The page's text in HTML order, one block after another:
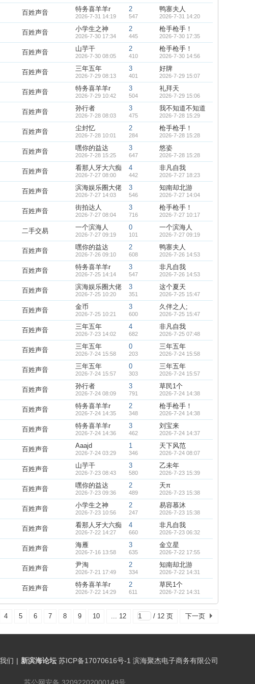
百姓声音 特务喜羊羊r
2026-7-31 14:19
2
547
鸭寨夫人
2026-7-31 14:20
百姓声音 小学生之神
2026-7-30 17:34
2
445
枪手枪手！
2026-7-30 17:35
百姓声音 山芋干
2026-7-30 08:05
2
410
枪手枪手！
2026-7-30 14:56
百姓声音 三年五年
2026-7-29 08:13
3
401
好牌
2026-7-29 15:07
百姓声音 特务喜羊羊r
2026-7-29 10:42
3
504
礼拜天
2026-7-29 15:06
百姓声音 孙行者
2026-7-28 08:03
3
475
我不知道不知道
2026-7-28 15:29
百姓声音 尘封忆
2026-7-28 10:01
2
284
枪手枪手！
2026-7-28 15:28
百姓声音 嘿你的益达
2026-7-28 15:25
3
647
悠姿
2026-7-28 15:28
百姓声音 看那人牙大六痴
2026-7-27 08:00
4
442
非凡自我
2026-7-27 18:23
百姓声音 滨海娱乐圈大佬
2026-7-27 14:03
3
546
知南却北游
2026-7-27 14:04
百姓声音 街拍达人
2026-7-27 08:04
3
716
枪手枪手！
2026-7-27 10:17
二手交易 一个滨海人
2026-7-27 09:19
0
101
一个滨海人
2026-7-27 09:19
百姓声音 嘿你的益达
2026-7-26 09:10
2
608
鸭寨夫人
2026-7-26 14:53
百姓声音 特务喜羊羊r
2026-7-25 14:14
3
547
非凡自我
2026-7-26 14:53
百姓声音 滨海娱乐圈大佬
2026-7-25 10:20
3
351
这个夏天
2026-7-25 15:47
百姓声音 金币
2026-7-25 10:21
3
600
久伴之人;
2026-7-25 15:47
百姓声音 三年五年
2026-7-23 14:02
4
682
非凡自我
2026-7-25 07:48
百姓声音 三年五年
2026-7-24 15:58
0
203
三年五年
2026-7-24 15:58
百姓声音 三年五年
2026-7-24 15:57
0
303
三年五年
2026-7-24 15:57
百姓声音 孙行者
2026-7-24 08:09
3
791
草民1个
2026-7-24 14:38
百姓声音 特务喜羊羊r
2026-7-24 14:35
2
348
枪手枪手！
2026-7-24 14:38
百姓声音 特务喜羊羊r
2026-7-24 14:36
3
462
刘宝来
2026-7-24 14:37
百姓声音 Aaajd
2026-7-24 03:29
1
346
天下风范
2026-7-24 08:07
百姓声音 山芋干
2026-7-23 08:43
3
580
乙未年
2026-7-23 15:39
百姓声音 嘿你的益达
2026-7-23 09:36
2
489
天π
2026-7-23 15:38
百姓声音 小学生之神
2026-7-23 10:56
2
247
易容慕沐
2026-7-23 15:38
百姓声音 看那人牙大六痴
2026-7-22 14:27
4
660
非凡自我
2026-7-23 06:32
百姓声音 海雁
2026-7-16 13:58
3
635
金立星
2026-7-22 17:55
百姓声音 尹淘
2026-7-21 17:49
2
334
知南却北游
2026-7-22 14:31
百姓声音 特务喜羊羊r
2026-7-22 14:29
2
611
草民1个
2026-7-22 14:31
4 5 6 7 8 9 10 ... 12 / 12 页 下一页
们 | 新滨海论坛 苏ICP备17070616号-1 滨海聚杰电子商务有限公司